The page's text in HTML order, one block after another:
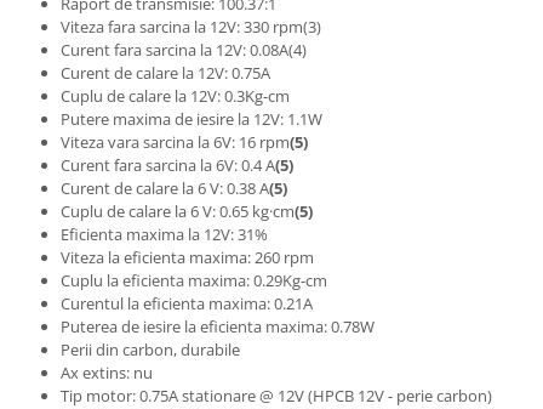
Viteza fara sarcina la 12V: 330 rpm(3)
Curent fara sarcina la 12V: 0.08A(4)
Curent de calare la 12V: 0.75A
Cuplu de calare la 12V: 0.3Kg-cm
Putere maxima de iesire la 12V: 1.1W
Viteza vara sarcina la 6V: 16 rpm(5)
Curent fara sarcina la 6V: 0.4 A(5)
Curent de calare la 6 V: 0.38 A(5)
Cuplu de calare la 6 V: 0.65 kg·cm(5)
Eficienta maxima la 12V: 31%
Viteza la eficienta maxima: 260 rpm
Cuplu la eficienta maxima: 0.29Kg-cm
Curentul la eficienta maxima: 0.21A
Puterea de iesire la eficienta maxima: 0.78W
Perii din carbon, durabile
Ax extins: nu
Tip motor: 0.75A stationare @ 12V (HPCB 12V - perie carbon)